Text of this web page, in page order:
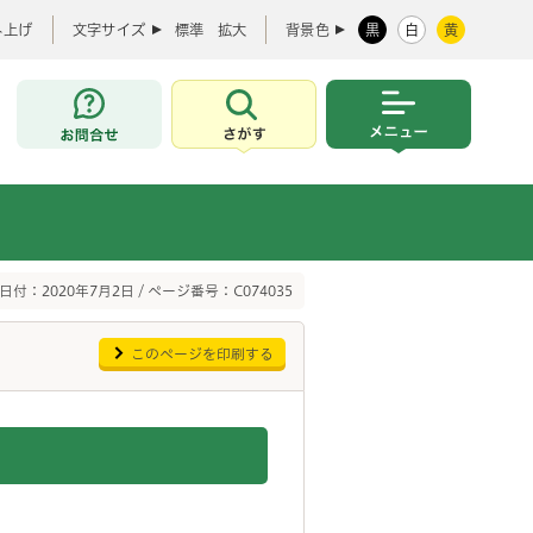
上げ 文字サイズ 標準 拡大 背景色 黒 白 黄
お問合せ
さがす
付：2020年7月2日 / ページ番号：C074035
このページを印刷する